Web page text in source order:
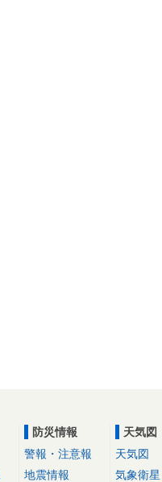
防災情報
警報・注意報
地震情報
天気図
天気図
気象衛星